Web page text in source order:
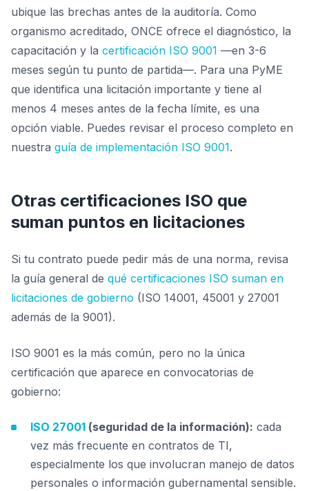
ubique las brechas antes de la auditoría. Como
organismo acreditado, ONCE ofrece el diagnóstico, la
capacitación y la certificación ISO 9001 —en 3-6
meses según tu punto de partida—. Para una PyME
que identifica una licitación importante y tiene al
menos 4 meses antes de la fecha límite, es una
opción viable. Puedes revisar el proceso completo en
nuestra guía de implementación ISO 9001.
Otras certificaciones ISO que
suman puntos en licitaciones
Si tu contrato puede pedir más de una norma, revisa
la guía general de qué certificaciones ISO suman en
licitaciones de gobierno (ISO 14001, 45001 y 27001
además de la 9001).
ISO 9001 es la más común, pero no la única
certificación que aparece en convocatorias de
gobierno:
ISO 27001 (seguridad de la información): cada
vez más frecuente en contratos de TI,
especialmente los que involucran manejo de datos
personales o información gubernamental sensible.